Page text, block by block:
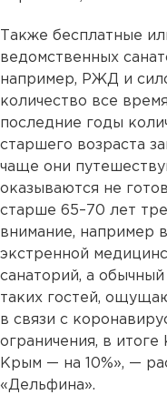
Также бесплатные
ведомственных
например, РЖД и
количество все
последние годы
старшего возраста
чаще они
оказываются не
старше 65–70 лет
внимание, например
экстренной
санаторий, а
таких гостей,
в связи с
ограничения, в
Крым — на 10%», —
«Дельфина».